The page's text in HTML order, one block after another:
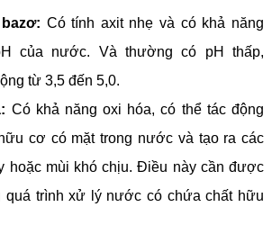
Có tính axit nhẹ và có khả năng
của nước. Và thường có pH thấp,
từ 3,5 đến 5,0.
Có khả năng oxi hóa, có thể tác động
cơ có mặt trong nước và tạo ra các
hoặc mùi khó chịu. Điều này cần được
quá trình xử lý nước có chứa chất hữu